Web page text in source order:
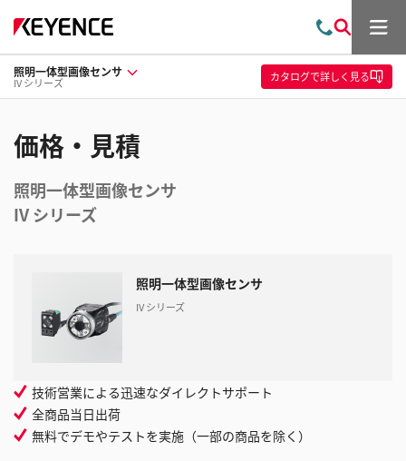
問
い
合
わ
索
メ
ュ
ー
照明一体型画像センサ
IV シリーズ カタログで詳しく見る
価格・見積
照明一体型画像センサ
IV シリーズ
照明一体型画像センサ
IV シリーズ
技術営業による迅速なダイレクトサポート
全商品当日出荷
無料でデモやテストを実施（一部の商品を除く）